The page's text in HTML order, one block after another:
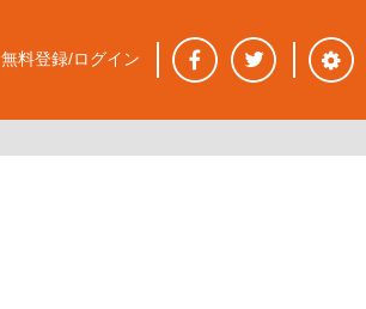
無料登録/ログイン